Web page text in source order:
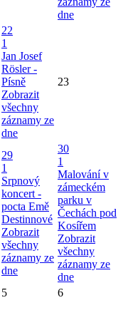
dne
22
1
Jan Josef
Rösler -
Písně
Zobrazit
všechny
záznamy ze
dne
23
29
1
Srpnový
koncert -
pocta Emě
Destinnové
Zobrazit
všechny
záznamy ze
dne
30
1
Malování v
zámeckém
parku v
Čechách pod
Kosířem
Zobrazit
všechny
záznamy ze
dne
5 6